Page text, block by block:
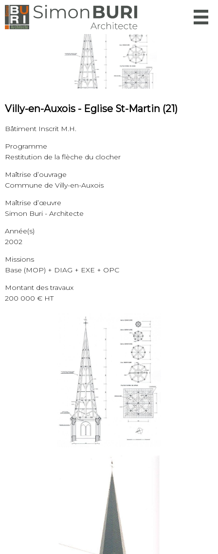
Villy-en-Auxois - Eglise St-Martin (21)
Bâtiment Inscrit M.H.
Programme
Restitution de la flèche du clocher
Maîtrise d’ouvrage
Commune de Villy-en-Auxois
Maîtrise d’œuvre
Simon Buri - Architecte
Année(s)
2002
Missions
Base (MOP) + DIAG + EXE + OPC
Montant des travaux
200 000 € HT